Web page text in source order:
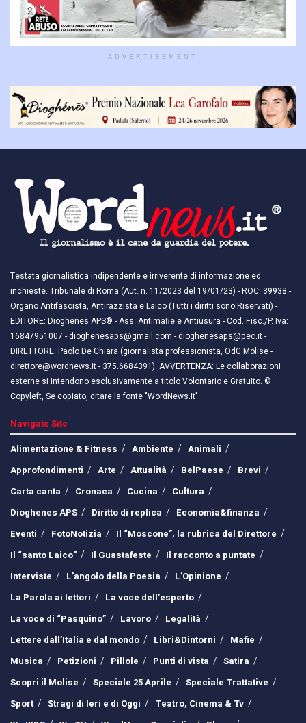
ADVERTISEMENT
Testata giornalistica indipendente e irriverente di informazione ed
inchieste. Tribunale di Roma (Aut. n. 11/2023 del 19/01/23) - ROC: 39938 -
Organo Antifascista, Antirazzista e Laico (Tutti i diritti sono Riservati) -
EDITORE: Dioghenes APS® - Ass. Antimafie e Antiusura - Cod. Fisc./P. Iva:
16847951007 - dioghenesaps@gmail.com - dioghenesaps@pec.it - ​​
DIRETTORE: Paolo De Chiara (giornalista professionista, OdG Molise -
direttore@wordnews.it - ​​375.6684391). AVVERTENZA: Le collaborazioni
esterne si intendono esclusivamente a titolo Volontario e Gratuito. ©
Copyleft, Se copiato, citare la fonte "WordNews.it"
Navigate Site
Alimentazione & Fitness
Ambiente
Animali
Approfondimenti
Arte Attualità BelPaese
Brevi
Carta canta
Cronaca Cucina
Cultura
Dioghenes APS
Diritto di replica
Economia&finanza
Eventi
FotoNotizia
Il “Moscone”, la rubrica del Direttore
Il “santo Laico”
Il Guastafeste
Il racconto a puntate
Interviste
L’angolo della Poesia
L’Opinione
La Parola ai lettori
La voce dell’esperto
La voce di “Pasquino”
Lavoro
Legalità
Lettere dall’Italia e dal mondo
Libri&Dintorni
Mafie
Musica
Petizioni Pillole Punti di vista
Satira
Scopri il Molise
Speciale 25 Aprile
Speciale Trattative
Sport
Stragi di Ieri e di Oggi
Teatro, Cinema & Tv